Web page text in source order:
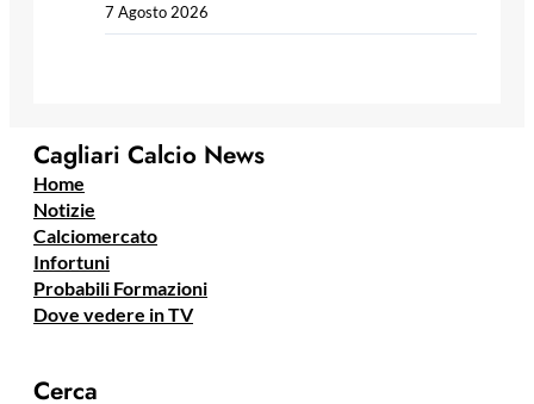
7 Agosto 2026
Cagliari Calcio News
Home
Notizie
Calciomercato
Infortuni
Probabili Formazioni
Dove vedere in TV
Cerca